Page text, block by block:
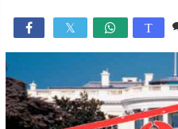
 T